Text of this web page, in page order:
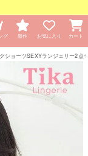
グ 新作 お気に入り カート
ショーツSEXYランジェリー2点